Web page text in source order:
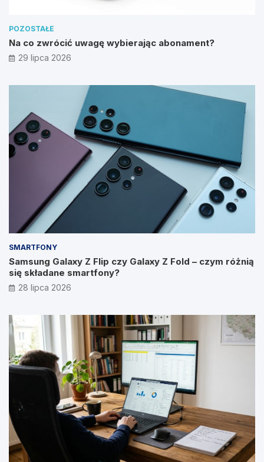
POZOSTAŁE
Na co zwrócić uwagę wybierając abonament?
29 lipca 2026
SMARTFONY
Samsung Galaxy Z Flip czy Galaxy Z Fold – czym różnią
się składane smartfony?
28 lipca 2026